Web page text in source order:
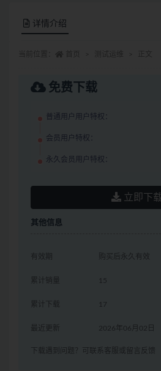
详情介绍
免费下载
普通用户用户特权：
会员用户特权：
永久会员用户特权：
立即下
其他信息
有效期 购买后永久有效
累计销量 15
累计下载 17
最近更新 2026年06月02日
下载遇到问题？可联系客服或留言反馈